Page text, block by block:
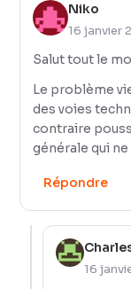
Niko
16 janvier
Salut tout le
Le problème
des voies
contraire
générale qui
Répondre
16